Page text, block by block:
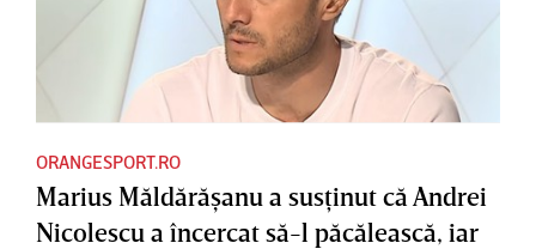
ORANGESPORT.RO
Marius Măldărăşanu a susţinut că Andrei
Nicolescu a încercat să-l păcălească, iar